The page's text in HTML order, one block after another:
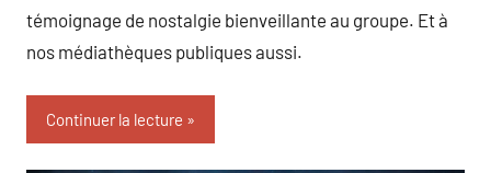
témoignage de nostalgie bienveillante au groupe. Et à
nos médiathèques publiques aussi.
Continuer la lecture